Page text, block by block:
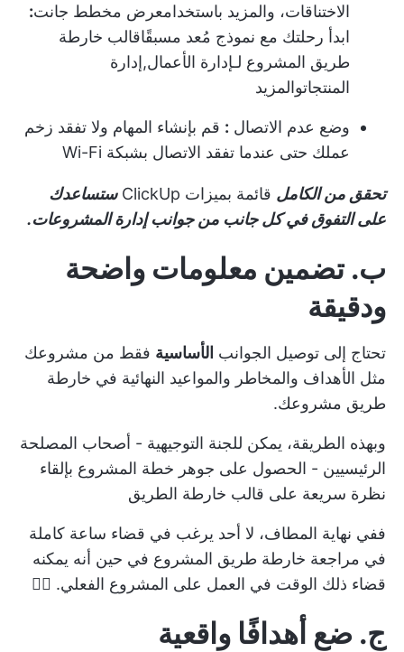
الاختناقات، والمزيد باستخدامعرض مخطط جانت:
ابدأ رحلتك مع نموذج مُعد مسبقًاقالب خارطة
طريق المشروع لـإدارة الأعمال,إدارة
المنتجاتوالمزيد
وضع عدم الاتصال : قم بإنشاء المهام ولا تفقد زخم
عملك حتى عندما تفقد الاتصال بشبكة Wi-Fi
تحقق من الكامل قائمة بميزات ClickUp
ستساعدك
على التفوق في كل جانب من جوانب إدارة المشروعات.
ب. تضمين معلومات واضحة
ودقيقة
تحتاج إلى توصيل الجوانب الأساسية فقط من مشروعك
مثل الأهداف والمخاطر والمواعيد النهائية في خارطة
طريق مشروعك.
وبهذه الطريقة، يمكن للجنة التوجيهية - أصحاب المصلحة
الرئيسيين - الحصول على جوهر خطة المشروع بإلقاء
نظرة سريعة على قالب خارطة الطريق
ففي نهاية المطاف، لا أحد يرغب في قضاء ساعة كاملة
في مراجعة خارطة طريق المشروع في حين أنه يمكنه
قضاء ذلك الوقت في العمل على المشروع الفعلي. 🤷‍♂️
ج. ضع أهدافًا واقعية